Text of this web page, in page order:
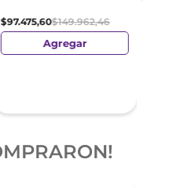
$97.475,60$149.962,46
Agregar